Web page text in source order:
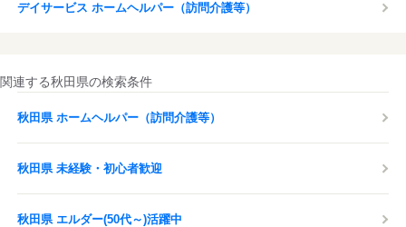
デイサービス ホームヘルパー（訪問介護等）
関連する秋田県の検索条件
秋田県 ホームヘルパー（訪問介護等）
秋田県 未経験・初心者歓迎
秋田県 エルダー(50代～)活躍中